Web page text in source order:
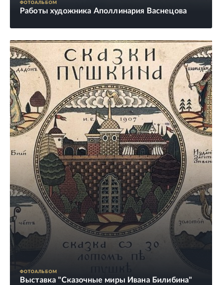
ФОТОАЛЬБОМ
Работы художника Аполлинария Васнецова
ФОТОАЛЬБОМ
Выставка "Сказочные миры Ивана Билибина"